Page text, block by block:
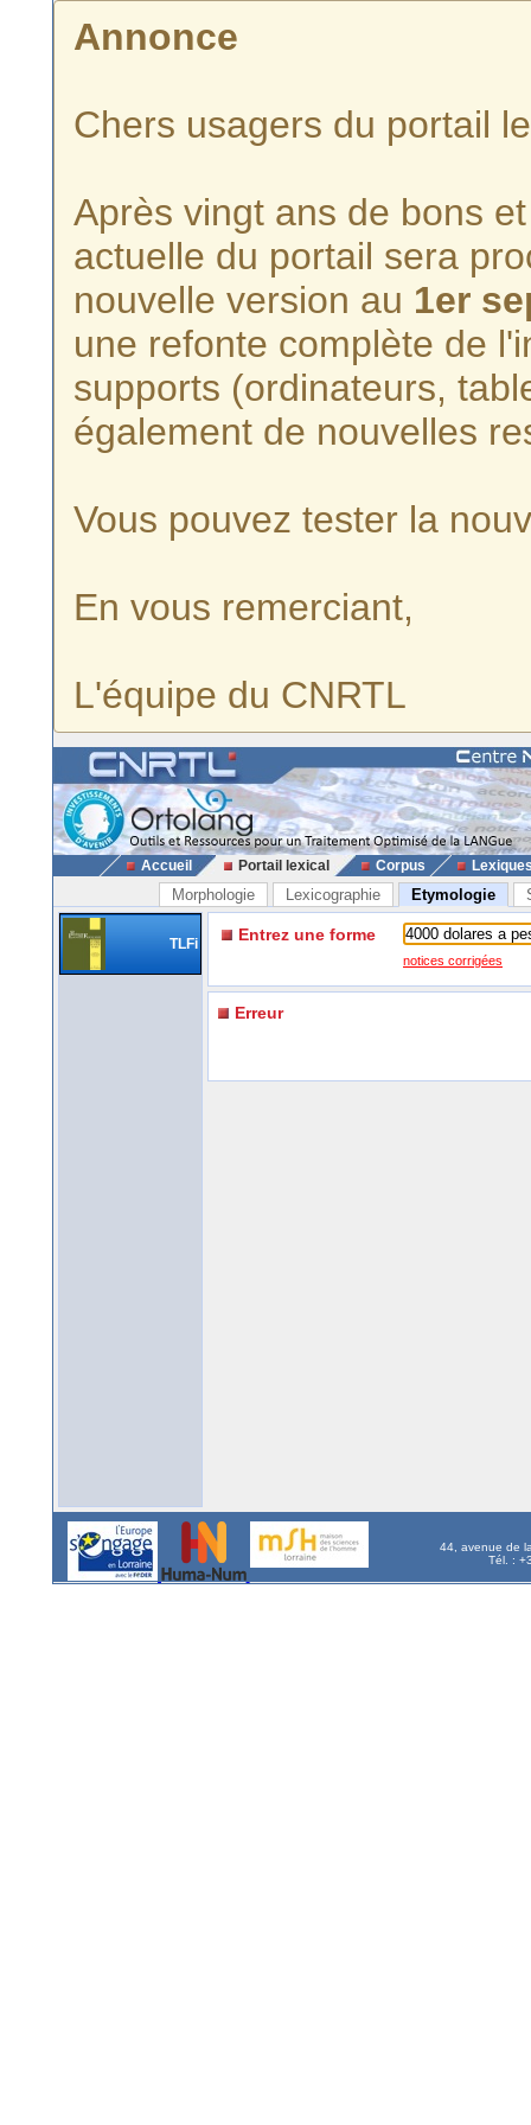
Annonce
Chers usagers du portail
Après vingt ans de bons
actuelle du portail sera
nouvelle version au 1er
une refonte complète de
supports (ordinateurs,
également de nouvelles
Vous pouvez tester la
En vous remerciant,
L'équipe du CNRTL
Accueil Portail lexical Corpus
Morphologie Lexicographie Etymologie
TLFi Entrez une forme
notices corrigées
Erreur
44, avenue de
Tél. :